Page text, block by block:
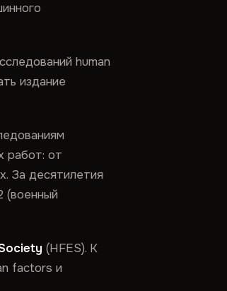
human
издание
работ: от
За десятилетия
(военный
(HFES). К
factors и